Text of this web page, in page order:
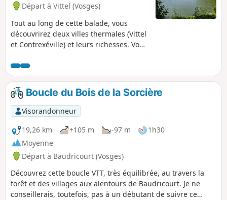
Départ à Vittel (Vosges)
Tout au long de cette balade, vous
découvrirez deux villes thermales (Vittel
et Contrexéville) et leurs richesses. Vous
Mandres sur Vair et Norroy sur Vair,
avant de revenir à votre point de départ.
Boucle du Bois de la Sorcière
Visorandonneur
19,26 km
+105 m -97 m
1h30
Moyenne
Départ à Baudricourt (Vosges)
Découvrez cette boucle VTT, très équilibrée, au travers la
forêt et des villages aux alentours de Baudricourt. Je ne
conseillerais, toutefois, pas à un débutant de suivre ce